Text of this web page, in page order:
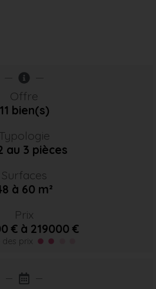
Offre
11 bien(s)
Typologie
au 3 pièces
Surfaces
à 60 m²
Prix
€ à 219000 €
des prix